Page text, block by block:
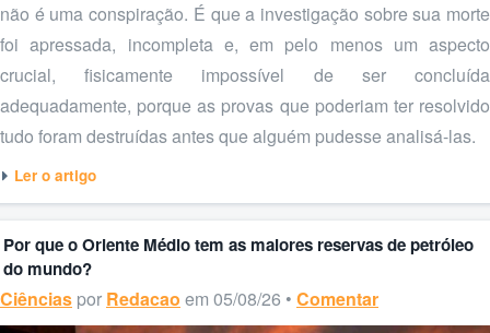
não é uma conspiração. É que a investigação sobre sua morte
foi apressada, incompleta e, em pelo menos um aspecto
crucial, fisicamente impossível de ser concluída
adequadamente, porque as provas que poderiam ter resolvido
tudo foram destruídas antes que alguém pudesse analisá-las.
Ler o artigo
Por que o Oriente Médio tem as maiores reservas de petróleo
do mundo?
Ciências por Redacao em 05/08/26 • Comentar